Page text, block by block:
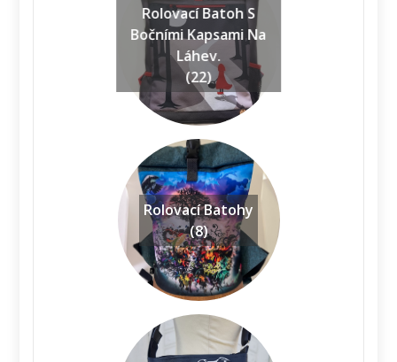
Rolovací Batoh S
Bočními Kapsami Na
Láhev.
(22)
Rolovací Batohy
(8)